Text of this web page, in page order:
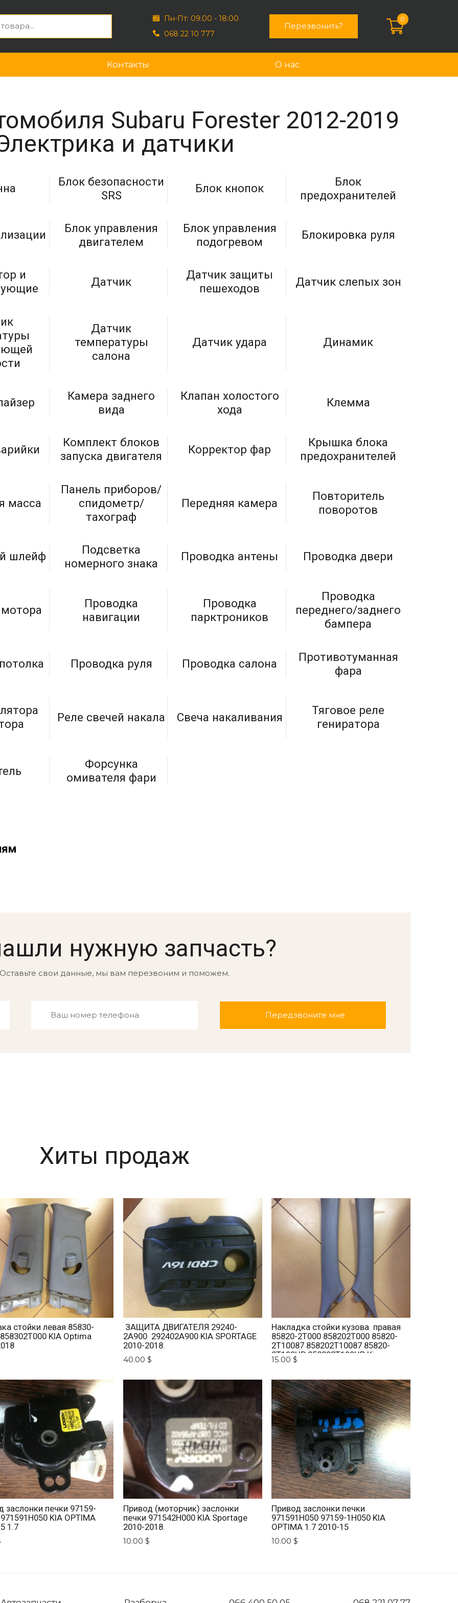
Пн-Пт: 09:00 - 18:00
068 22 10 777
Перезвонить?
0
Контакты О нас
Subaru Forester 2012-2019
и датчики
Блок безопасности
SRS
Блок кнопок
Блок
предохранителей
Блок управления
двигателем
Блок управления
подогревом
Блокировка руля
и
Датчик
Датчик защиты
пешеходов
Датчик слепых зон
Датчик
температуры
салона
Датчик удара Динамик
Камера заднего
вида
Клапан холостого
хода
Клемма
Комплект блоков
запуска двигателя
Корректор фар
Крышка блока
предохранителей
масса
Панель приборов/
спидометр/
тахограф
Передняя камера
Повторитель
поворотов
шлейф
Подсветка
номерного знака
Проводка антены Проводка двери
Проводка
навигации
Проводка
парктроников
Проводка
переднего/заднего
бампера
Проводка руля Проводка салона
Противотуманная
фара
Реле свечей накала Свеча накаливания
Тяговое реле
гениратора
Форсунка
омивателя фари
нужную запчасть?
Оставьте свои данные, мы вам перезвоним и поможем.
Хиты продаж
стойки левая 85830-
KIA Optima
ЗАЩИТА ДВИГАТЕЛЯ 29240-
2A900 292402A900 KIA SPORTAGE
2010-2018.
40.00 $
Накладка стойки кузова правая
85820-2T000 858202T000 85820-
2T10087 858202T10087 85820-
2T100UP 858202T100UP Kia
Optima 2010 -2015
15.00 $
заслонки печки 97159-
KIA OPTIMA
1.7
Привод (моторчик) заслонки
печки 971542H000 KIA Sportage
2010-2018.
10.00 $
Привод заслонки печки
971591H050 97159-1H050 KIA
OPTIMA 1.7 2010-15
10.00 $